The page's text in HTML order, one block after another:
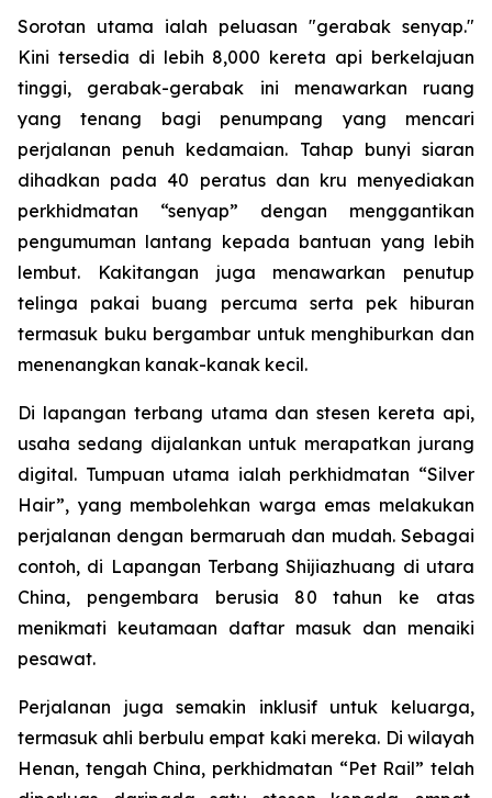
Sorotan utama ialah peluasan "gerabak senyap."
Kini tersedia di lebih 8,000 kereta api berkelajuan
tinggi, gerabak-gerabak ini menawarkan ruang
yang tenang bagi penumpang yang mencari
perjalanan penuh kedamaian. Tahap bunyi siaran
dihadkan pada 40 peratus dan kru menyediakan
perkhidmatan “senyap” dengan menggantikan
pengumuman lantang kepada bantuan yang lebih
lembut. Kakitangan juga menawarkan penutup
telinga pakai buang percuma serta pek hiburan
termasuk buku bergambar untuk menghiburkan dan
menenangkan kanak-kanak kecil.
Di lapangan terbang utama dan stesen kereta api,
usaha sedang dijalankan untuk merapatkan jurang
digital. Tumpuan utama ialah perkhidmatan “Silver
Hair”, yang membolehkan warga emas melakukan
perjalanan dengan bermaruah dan mudah. Sebagai
contoh, di Lapangan Terbang Shijiazhuang di utara
China, pengembara berusia 80 tahun ke atas
menikmati keutamaan daftar masuk dan menaiki
pesawat.
Perjalanan juga semakin inklusif untuk keluarga,
termasuk ahli berbulu empat kaki mereka. Di wilayah
Henan, tengah China, perkhidmatan “Pet Rail” telah